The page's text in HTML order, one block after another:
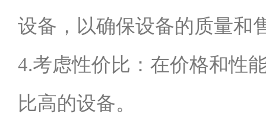
设备，以确保设备的质量和
4.考虑性价比：在价格和性
比高的设备。